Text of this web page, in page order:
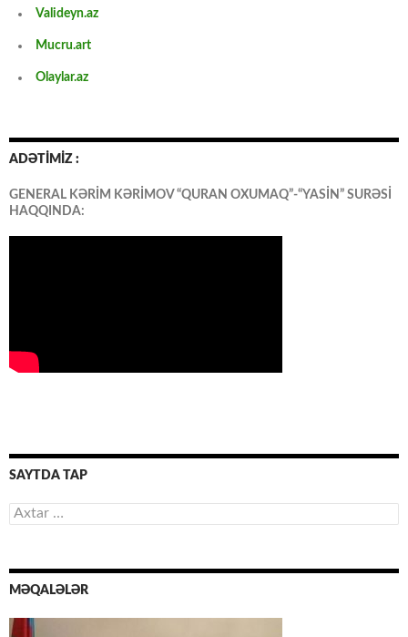
Valideyn.az
Mucru.art
Olaylar.az
ADƏTİMİZ :
GENERAL KƏRİM KƏRİMOV “QURAN OXUMAQ”-“YASİN” SURƏSİ
HAQQINDA:
SAYTDA TAP
Axtarış:
MƏQALƏLƏR